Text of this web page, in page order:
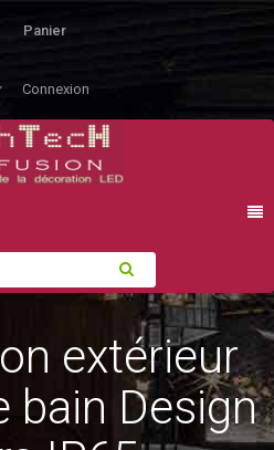
Panier
Connexion
extérieur
bain Design